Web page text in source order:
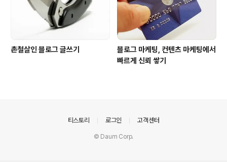
촌철살인 블로그 글쓰기
블로그 마케팅, 컨텐츠 마케팅에서
빠르게 신뢰 쌓기
티스토리 로그인 고객센터
© Daum Corp.